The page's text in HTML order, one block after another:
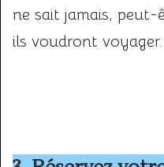
ne sait jamais, peut-
ils voudront voyager.